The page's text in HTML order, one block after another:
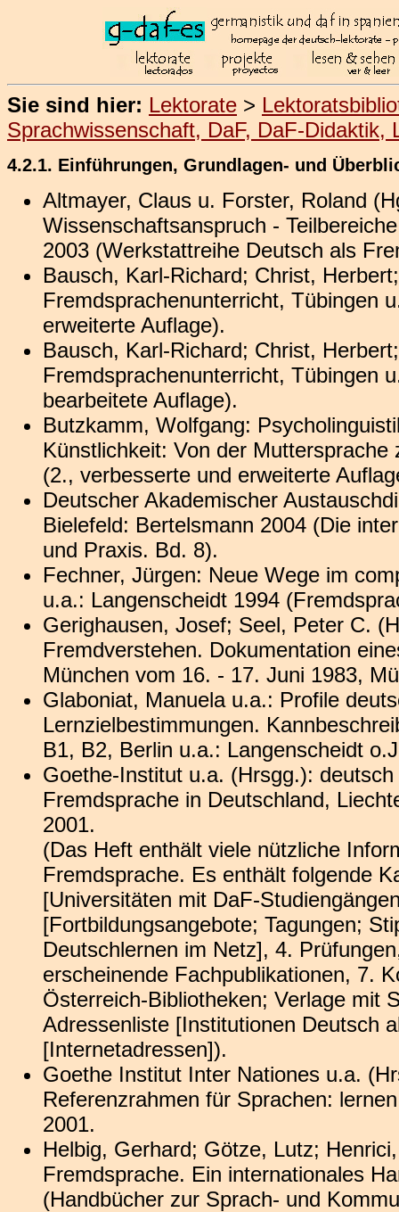
Sie sind hier: Lektorate >
Sprachwissenschaft, DaF, DaF-Didaktik,
4.2.1. Einführungen, Grundlagen- und
Altmayer, Claus u. Forster, Roland
Wissenschaftsanspruch -
2003 (Werkstattreihe Deutsch als
Bausch, Karl-Richard; Christ,
Fremdsprachenunterricht, Tübingen
erweiterte Auflage).
Bausch, Karl-Richard; Christ,
Fremdsprachenunterricht, Tübingen
bearbeitete Auflage).
Butzkamm, Wolfgang:
Künstlichkeit: Von der
(2., verbesserte und erweiterte
Deutscher Akademischer
Bielefeld: Bertelsmann 2004 (Die
und Praxis. Bd. 8).
Fechner, Jürgen: Neue Wege im
u.a.: Langenscheidt 1994
Gerighausen, Josef; Seel, Peter C.
Fremdverstehen. Dokumentation
München vom 16. - 17. Juni 1983,
Glaboniat, Manuela u.a.: Profile
Lernzielbestimmungen.
B1, B2, Berlin u.a.: Langenscheidt
Goethe-Institut u.a. (Hrsgg.):
Fremdsprache in Deutschland,
2001.
(Das Heft enthält viele nützliche
Fremdsprache. Es enthält folgende
[Universitäten mit DaF-
[Fortbildungsangebote; Tagungen;
Deutschlernen im Netz], 4.
erscheinende Fachpublikationen, 7.
Österreich-Bibliotheken; Verlage mit
Adressenliste [Institutionen Deutsch
[Internetadressen]).
Goethe Institut Inter Nationes u.a.
Referenzrahmen für Sprachen:
2001.
Helbig, Gerhard; Götze, Lutz;
Fremdsprache. Ein internationales
(Handbücher zur Sprach- und